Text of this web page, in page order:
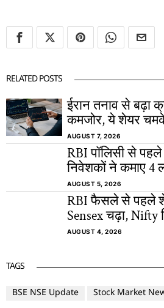
RELATED POSTS
ईरान तनाव से बढ़ा
कमजोर, ये शेयर
AUGUST 7, 2026
RBI पॉलिसी से पहले
निवेशकों ने कमाए 4
AUGUST 5, 2026
RBI फैसले से पहले
Sensex चढ़ा, Nifty
AUGUST 4, 2026
TAGS
BSE NSE Update Stock Market